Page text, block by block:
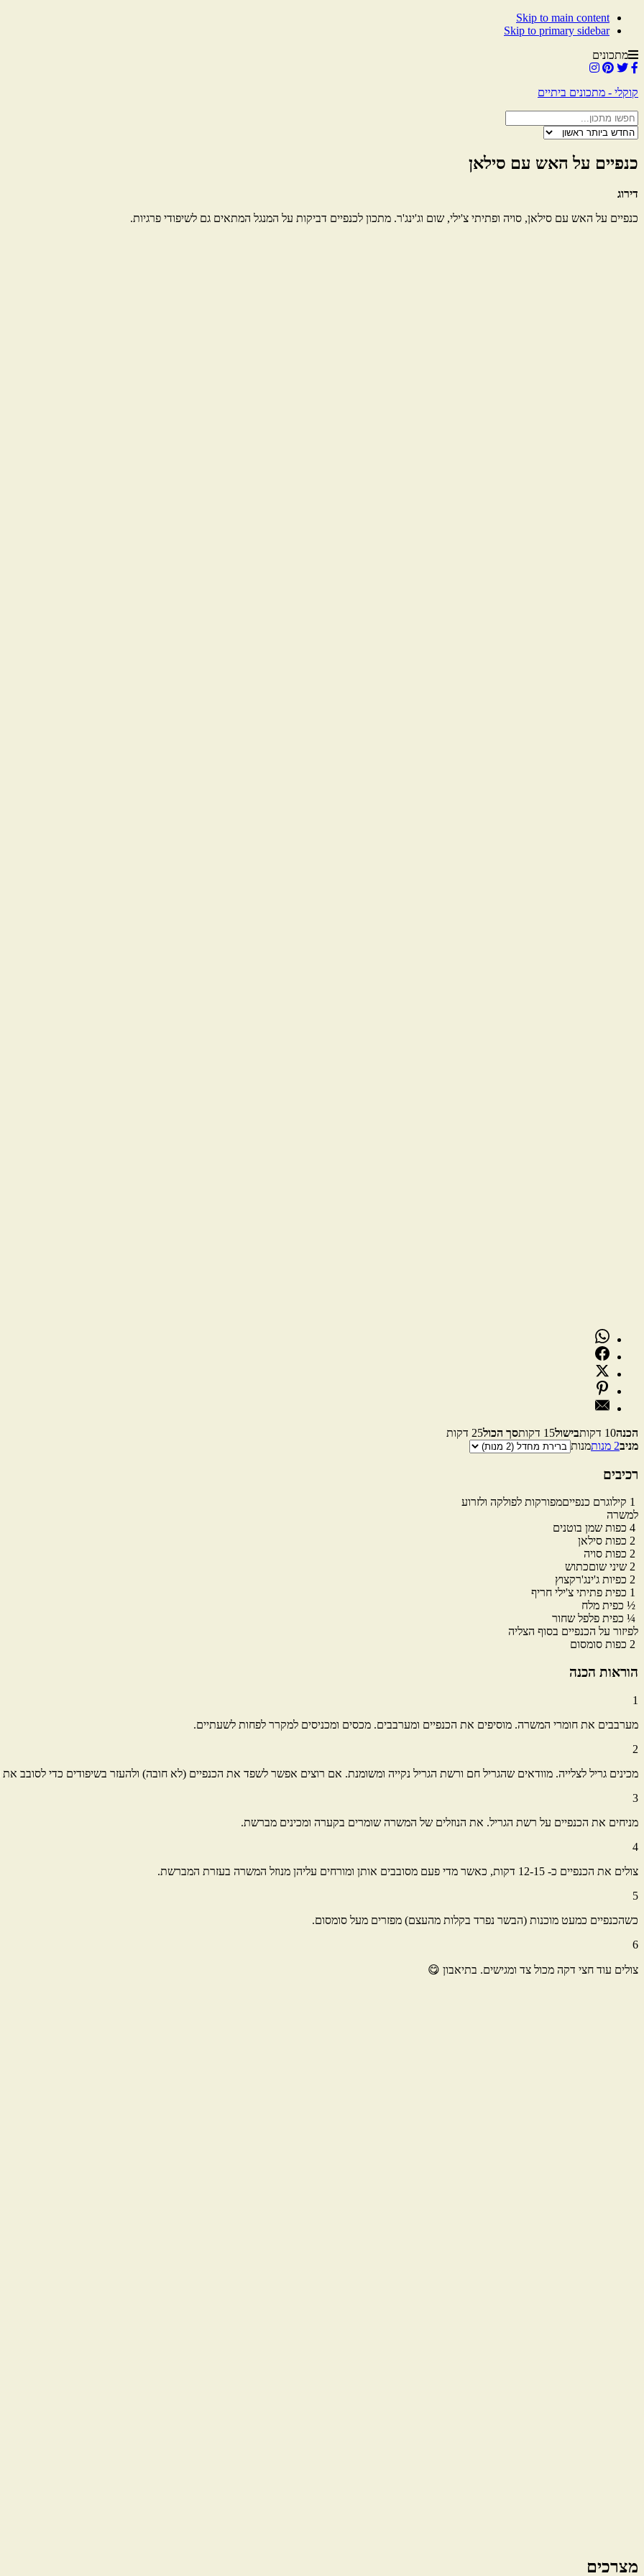
Skip to main content
Skip to primary sidebar
מתכונים
קוקלי - מתכונים ביתיים
כנפיים על האש עם סילאן
דירוג
כנפיים על האש עם סילאן, סויה ופתיתי צ'ילי, שום וג'ינג'ר. מתכון לכנפיים דביקות על המנגל המתאים גם לשיפודי פרגיות.
הכנה10 דקות בישול15 דקות סך הכול25 דקות
מניב2 מנות מנות
רכיבים
1 קילוגרם כנפייםמפורקות לפולקה ולזרוע
למשרה
4 כפות שמן בוטנים
2 כפות סילאן
2 כפות סויה
2 שיני שוםכתוש
2 כפיות ג'ינג'רקצוץ
1 כפית פתיתי צ'ילי חריף
½ כפית מלח
¼ כפית פלפל שחור
לפיזור על הכנפיים בסוף הצליה
2 כפות סומסום
הוראות הכנה
1
מערבבים את חומרי המשרה. מוסיפים את הכנפיים ומערבבים. מכסים ומכניסים למקרר לפחות לשעתיים.
2
מכינים גריל לצלייה. מוודאים שהגריל חם ורשת הגריל נקייה ומשומנת. אם רוצים אפשר לשפד את הכנפיים (לא חובה) ולהעזר בשיפודים כדי לסובב את
3
מניחים את הכנפיים על רשת הגריל. את הנוזלים של המשרה שומרים בקערה ומכינים מברשת.
4
צולים את הכנפיים כ- 12-15 דקות, כאשר מדי פעם מסובבים אותן ומורחים עליהן מנוזל המשרה בעזרת המברשת.
5
כשהכנפיים כמעט מוכנות (הבשר נפרד בקלות מהעצם) מפזרים מעל סומסום.
6
צולים עוד חצי דקה מכול צד ומגישים. בתיאבון 😋
מצרכים